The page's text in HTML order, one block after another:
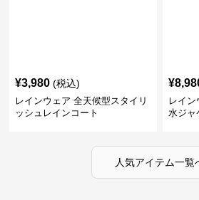
¥3,980 (税込)
レインウェア 全天候型スタイリ
ッシュレインコート
¥
レイ
水ジャ
人気アイテム一覧